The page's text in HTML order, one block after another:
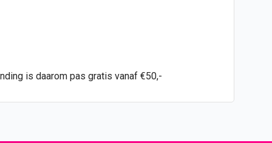
is daarom pas gratis vanaf €50,-